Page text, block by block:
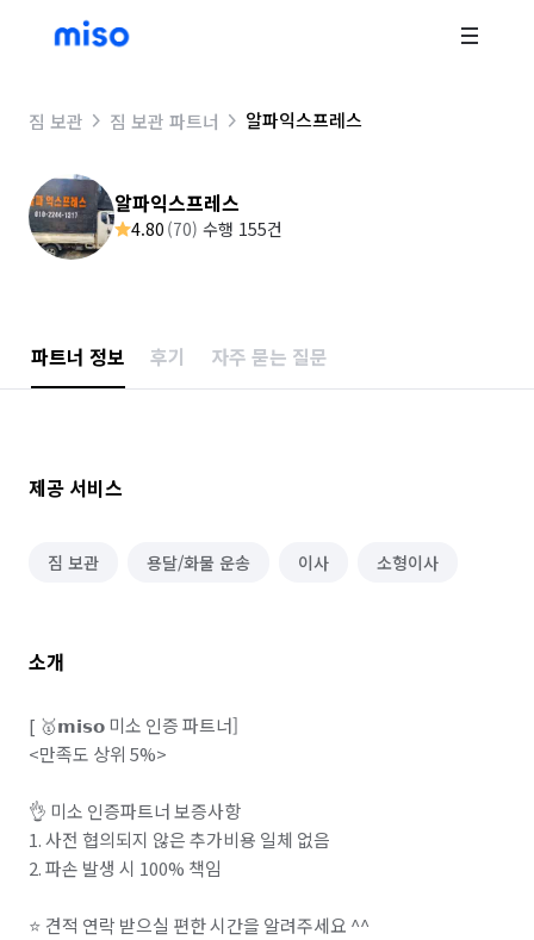
짐 보관 짐 보관 파트너 알파익스프레스
알파익스프레스
4.80 (70) 수행 155건
파트너 정보 후기 자주 묻는 질문
제공 서비스
짐 보관 용달/화물 운송 이사 소형이사
소개
[ 🥇𝗺𝗶𝘀𝗼 미소 인증 파트너]
<만족도 상위 5%>
👌 미소 인증파트너 보증사항
1. 사전 협의되지 않은 추가비용 일체 없음
2. 파손 발생 시 100% 책임
⭐ 견적 연락 받으실 편한 시간을 알려주세요 ^^